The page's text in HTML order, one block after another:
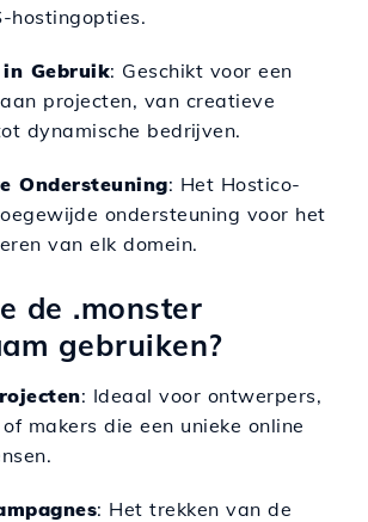
hostingopties.
Gebruik: Geschikt voor een
projecten, van creatieve
dynamische bedrijven.
Ondersteuning: Het Hostico-
ondersteuning voor het
van elk domein.
de .monster
gebruiken?
: Ideaal voor ontwerpers,
makers die een unieke online
: Het trekken van de